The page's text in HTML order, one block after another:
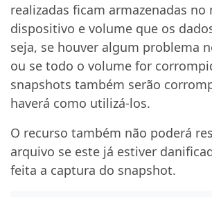
realizadas ficam armazenadas no
dispositivo e volume que os
seja, se houver algum problema
ou se todo o volume for
snapshots também serão
haverá como utilizá-los.
O recurso também não poderá
arquivo se este já estiver
feita a captura do snapshot.